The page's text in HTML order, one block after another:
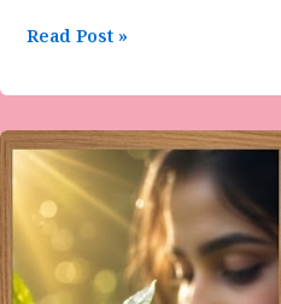
Read Post »
ನಾಗರಾಜ
ಬಿ
ನಾಯ್ಕ
ಅವರ
ಕವಿತೆ
“ಮುಖಪುಟ”